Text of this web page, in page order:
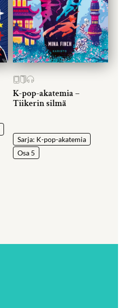
K-pop-akatemia –
Tiikerin silmä
Sarja: K-pop-akatemia
Osa 5